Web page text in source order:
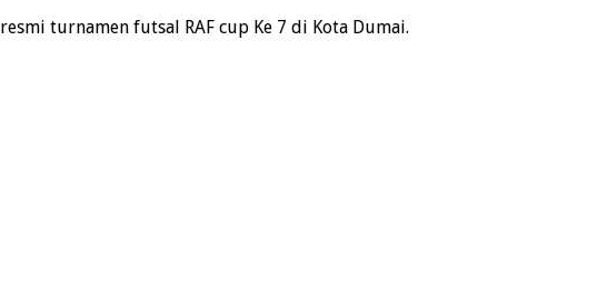
turnamen futsal RAF cup Ke 7 di Kota Dumai.